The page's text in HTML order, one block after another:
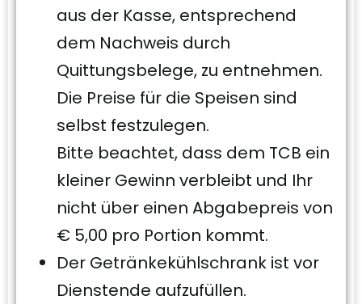
aus der Kasse, entsprechend
dem Nachweis durch
Quittungsbelege, zu entnehmen.
Die Preise für die Speisen sind
selbst festzulegen.
Bitte beachtet, dass dem TCB ein
kleiner Gewinn verbleibt und Ihr
nicht über einen Abgabepreis von
€ 5,00 pro Portion kommt.
Der Getränkekühlschrank ist vor
Dienstende aufzufüllen.